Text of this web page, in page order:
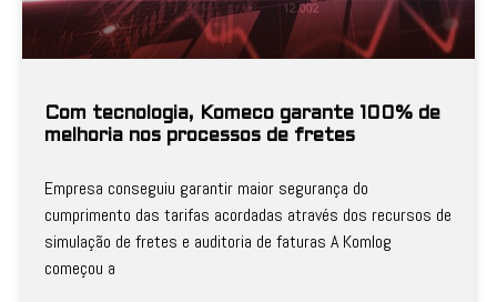
Com tecnologia, Komeco garante 100% de
melhoria nos processos de fretes
Empresa conseguiu garantir maior segurança do
cumprimento das tarifas acordadas através dos recursos de
simulação de fretes e auditoria de faturas A Komlog
começou a